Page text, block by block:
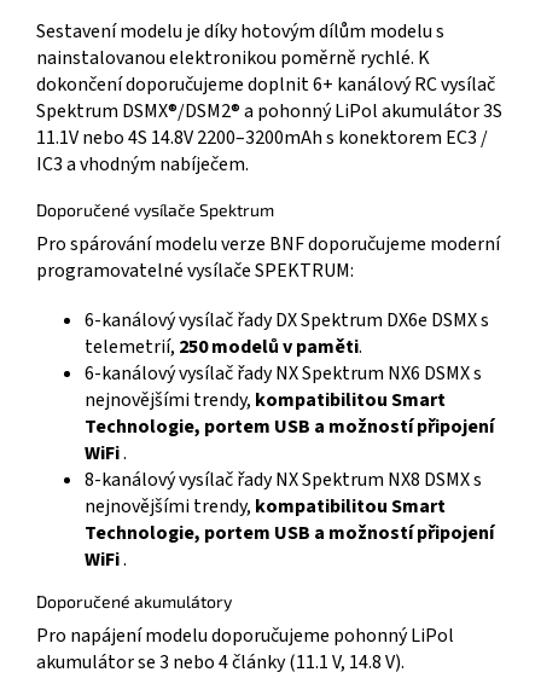
Sestavení modelu je díky hotovým dílům modelu s
nainstalovanou elektronikou poměrně rychlé. K
dokončení doporučujeme doplnit 6+ kanálový RC vysílač
Spektrum DSMX®/DSM2® a pohonný LiPol akumulátor 3S
11.1V nebo 4S 14.8V 2200–3200mAh s konektorem EC3 /
IC3 a vhodným nabíječem.
Doporučené vysílače Spektrum
Pro spárování modelu verze BNF doporučujeme moderní
programovatelné vysílače SPEKTRUM:
6-kanálový vysílač řady DX Spektrum DX6e DSMX s
telemetrií, 250 modelů v paměti.
6-kanálový vysílač řady NX Spektrum NX6 DSMX s
nejnovějšími trendy, kompatibilitou Smart
Technologie, portem USB a možností připojení
WiFi.
8-kanálový vysílač řady NX Spektrum NX8 DSMX s
nejnovějšími trendy, kompatibilitou Smart
Technologie, portem USB a možností připojení
WiFi.
Doporučené akumulátory
Pro napájení modelu doporučujeme pohonný LiPol
akumulátor se 3 nebo 4 články (11.1 V, 14.8 V).